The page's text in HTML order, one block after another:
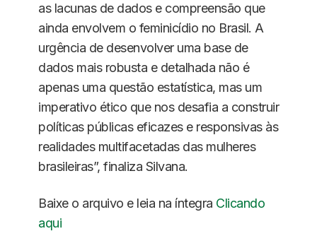
as lacunas de dados e compreensão que
ainda envolvem o feminicídio no Brasil. A
urgência de desenvolver uma base de
dados mais robusta e detalhada não é
apenas uma questão estatística, mas um
imperativo ético que nos desafia a construir
políticas públicas eficazes e responsivas às
realidades multifacetadas das mulheres
brasileiras”, finaliza Silvana.
Baixe o arquivo e leia na íntegra Clicando
aqui